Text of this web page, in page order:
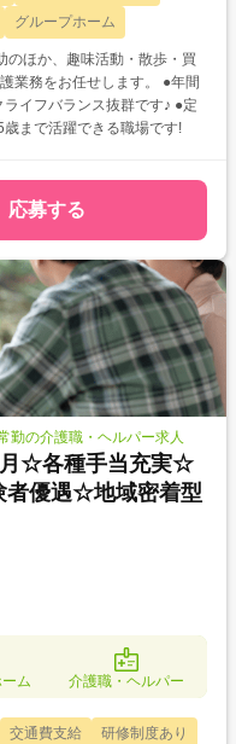
グループホーム
のほか、趣味活動・散歩・買
業務をお任せします。 ●年間
イフバランス抜群です♪ ●定
まで活躍できる職場です!
応募する
勤の介護職・ヘルパー求人
☆各種手当充実☆
者優遇☆地域密着型
ム 介護職・ヘルパー
交通費支給
研修制度あり